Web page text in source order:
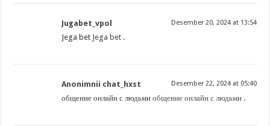
Jugabet_vpol Desember 20, 2024 at 13:54
Jega bet Jega bet .
Anonimnii chat_hxst Desember 22, 2024 at 05:40
общение онлайн с людьмиобщение онлайн с людьми .